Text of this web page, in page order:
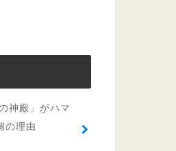
神殿」がハマ
の理由